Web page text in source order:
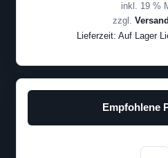
inkl. 19 %
zzgl.
Lieferzeit: Auf Lager
Empfohlene